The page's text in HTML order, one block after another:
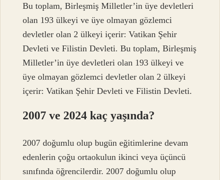
Bu toplam, Birleşmiş Milletler’in üye devletleri
olan 193 ülkeyi ve üye olmayan gözlemci
devletler olan 2 ülkeyi içerir: Vatikan Şehir
Devleti ve Filistin Devleti. Bu toplam, Birleşmiş
Milletler’in üye devletleri olan 193 ülkeyi ve
üye olmayan gözlemci devletler olan 2 ülkeyi
içerir: Vatikan Şehir Devleti ve Filistin Devleti.
2007 ve 2024 kaç yaşında?
2007 doğumlu olup bugün eğitimlerine devam
edenlerin çoğu ortaokulun ikinci veya üçüncü
sınıfında öğrencilerdir. 2007 doğumlu olup